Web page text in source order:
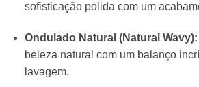
sofisticação polida com um
Ondulado Natural (Natural Wavy):
beleza natural com um balanço
lavagem.